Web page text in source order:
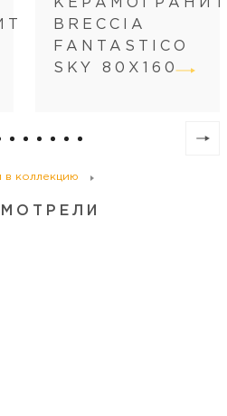
в коллекцию
КЕРАМОГРАНИТ
BRECCIA
FANTASTICO
SKY 80Х160